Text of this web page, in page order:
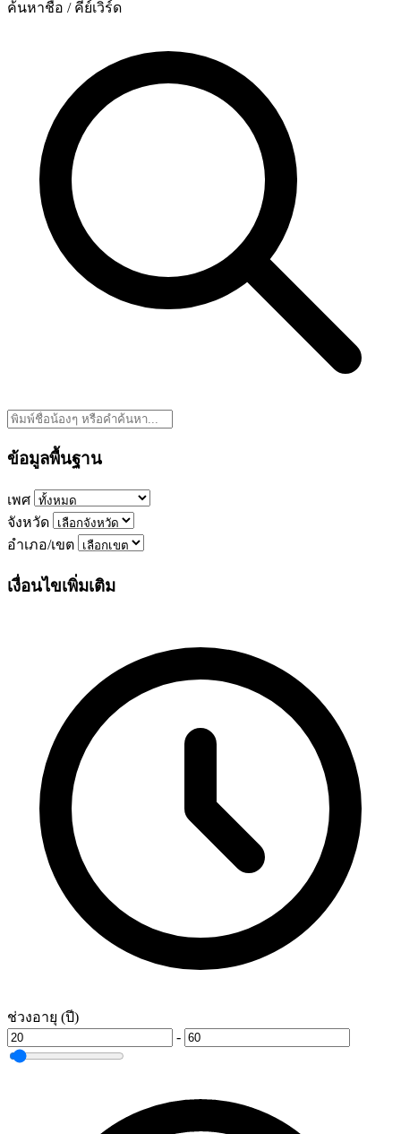
ค้นหาชื่อ / คีย์เวิร์ด
ข้อมูลพื้นฐาน
เพศ
จังหวัด
อำเภอ/เขต
เงื่อนไขเพิ่มเติม
ช่วงอายุ (ปี)
-